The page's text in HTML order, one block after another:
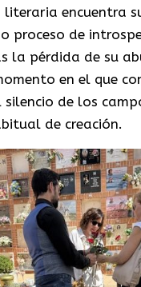
encuentra
proceso de
la pérdida de su
en el que
silencio de los
de creación.